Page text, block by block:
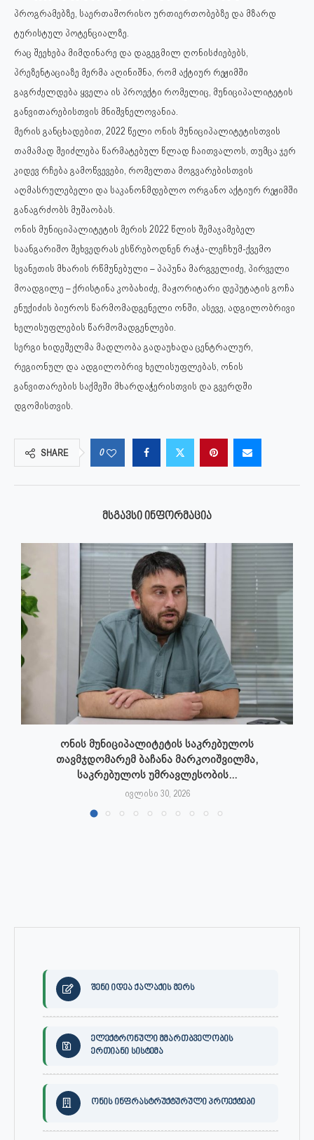
პროგრამებზე, საერთაშორისო ურთიერთობებზე და მზარდ
ტურისტულ პოტენციალზე.
რაც შეეხება მიმდინარე და დაგეგმილ ღონისძიებებს,
პრეზენტაციაზე მერმა აღინიშნა, რომ აქტიურ რეჟიმში
გაგრძელდება ყველა ის პროექტი რომელიც, მუნიციპალიტეტის
განვითარებისთვის მნიშვნელოვანია.
მერის განცხადებით, 2022 წელი ონის მუნიციპალიტეტისთვის
თამამად შეიძლება წარმატებულ წლად ჩაითვალოს, თუმცა ჯერ
კიდევ რჩება გამოწვევები, რომელთა მოგვარებისთვის
აღმასრულებელი და საკანონმდებლო ორგანო აქტიურ რეჟიმში
განაგრძობს მუშაობას.
ონის მუნიციპალიტეტის მერის 2022 წლის შემაჯამებელ
საანგარიშო შეხვედრას ესწრებოდნენ რაჭა-ლეჩხუმ-ქვემო
სვანეთის მხარის რწმუნებული – პაპუნა მარგველიძე, პირველი
მოადგილე – ქრისტინა კობახიძე, მაჟორიტარი დეპუტატის გოჩა
ენუქიძის ბიუროს წარმომადგენელი ონში, ასევე, ადგილობრივი
ხელისუფლების წარმომადგენლები.
სერგი ხიდეშელმა მადლობა გადაუხადა ცენტრალურ,
რეგიონულ და ადგილობრივ ხელისუფლებას, ონის
განვითარების საქმეში მხარდაჭერისთვის და გვერდში
დგომისთვის.
SHARE 0
ᲛᲡᲒᲐᲕᲡᲘ ᲘᲜᲤᲝᲠᲛᲐᲪᲘᲐ
ონის მუნიციპალიტეტის საკრებულოს
თავმჯდომარემ ბაჩანა მარკოიშვილმა,
საკრებულოს უმრავლესობის...
ივლისი 30, 2026
შენი იდეა ქალაქის მერს
ელექტრონული მმართბველობის
ერთიანი სისტემა
ონის ინფრასტრუქტურული პროექტები